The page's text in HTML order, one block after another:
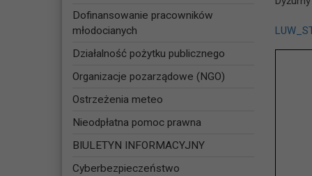
Dofinansowanie pracowników
młodocianych
Działalność pożytku publicznego
Organizacje pozarządowe (NGO)
Ostrzeżenia meteo
Nieodpłatna pomoc prawna
BIULETYN INFORMACYJNY
Cyberbezpieczeństwo